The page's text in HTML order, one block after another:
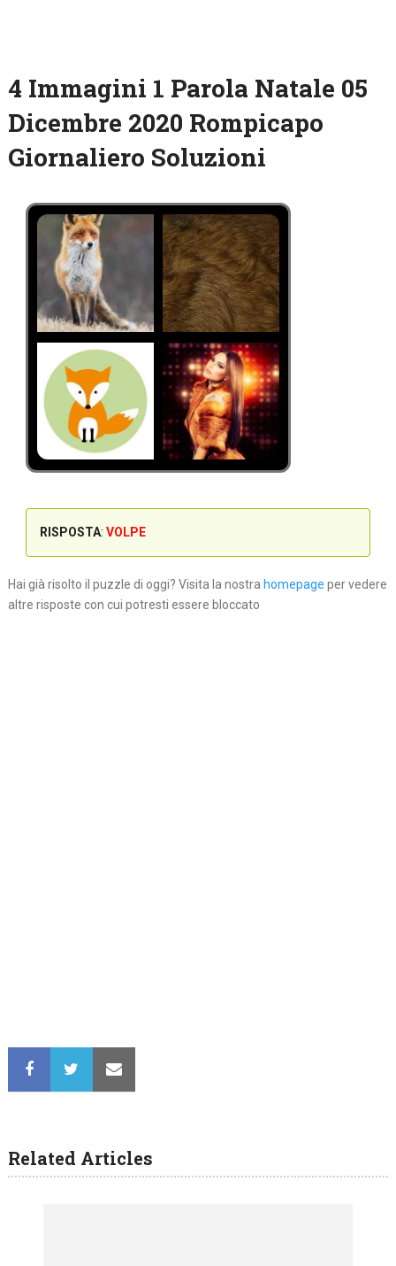
4 Immagini 1 Parola Natale 05
Dicembre 2020 Rompicapo
Giornaliero Soluzioni
RISPOSTA: VOLPE
Hai già risolto il puzzle di oggi? Visita la nostra homepage per vedere
altre risposte con cui potresti essere bloccato
Related Articles